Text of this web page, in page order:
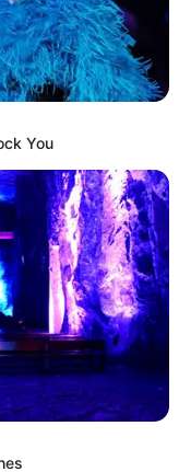
forma. El amor
No te
Permítete
ilusionarte.
una
sincera, una
You